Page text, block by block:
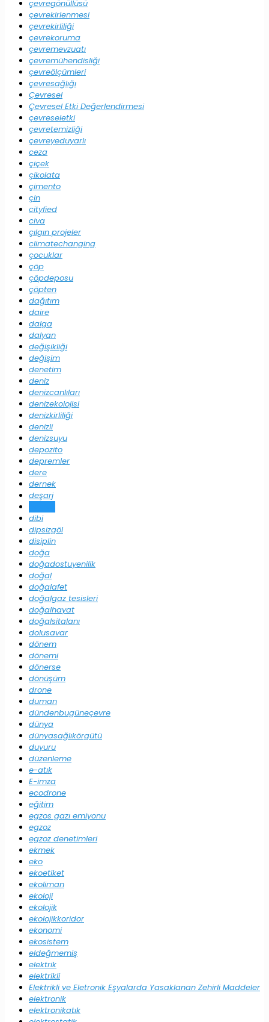
çevregönüllüsü
çevrekirlenmesi
çevrekirliliği
çevrekoruma
çevremevzuatı
çevremühendisliği
çevreölçümleri
çevresağlığı
Çevresel
Çevresel Etki Değerlendirmesi
çevreseletki
çevretemizliği
çevreyeduyarlı
ceza
çiçek
çikolata
çimento
çin
cityfied
civa
çılgın projeler
climatechanging
çocuklar
çöp
çöpdeposu
çöpten
dağıtım
daire
dalga
dalyan
değişikliği
değişim
denetim
deniz
denizcanlıları
denizekolojisi
denizkirliliği
denizli
denizsuyu
depozito
depremler
dere
dernek
deşarj
dibi
dipsizgöl
disiplin
doğa
doğadostuyenilik
doğal
doğalafet
doğalgaz tesisleri
doğalhayat
doğalsitalanı
dolusavar
dönem
dönemi
dönerse
dönüşüm
drone
duman
dündenbugüneçevre
dünya
dünyasağlıkörgütü
duyuru
düzenleme
e-atık
E-imza
ecodrone
eğitim
egzos gazı emiyonu
egzoz
egzoz denetimleri
ekmek
eko
ekoetiket
ekoliman
ekoloji
ekolojik
ekolojikkoridor
ekonomi
ekosistem
eldeğmemiş
elektrik
elektrikli
Elektrikli ve Eletronik Eşyalarda Yasaklanan Zehirli Maddeler
elektronik
elektronikatık